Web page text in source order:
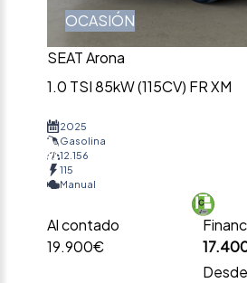
OCASIÓN
SEAT Arona
1.0 TSI 85kW (115CV) FR XM
2025
Gasolina
12.156
115
Manual
Al contado
19.900€
Desde